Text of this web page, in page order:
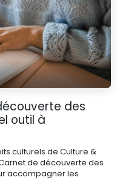
des
outil à
culturels de Culture &
de découverte des
accompagner les